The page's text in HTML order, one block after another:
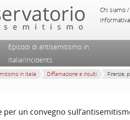
Chi siamo
Episodi di antisemitismo in
Italia/Incidents
in Italia Diffamazione e insulti Firenze,
per un convegno